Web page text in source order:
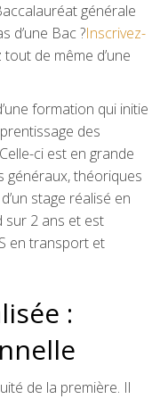
générale
d’une Bac ?Inscrivez-
de même d’une
formation qui initie
des
ci est en grande
généraux, théoriques
stage réalisé en
sur 2 ans et est
en transport et
:
de la première. Il